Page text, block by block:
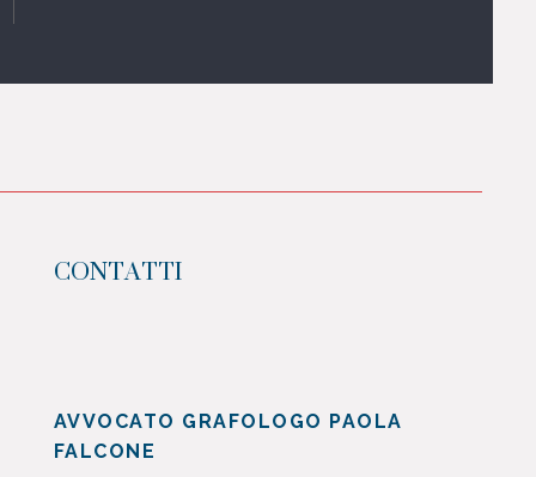
CONTATTI
AVVOCATO GRAFOLOGO PAOLA
FALCONE